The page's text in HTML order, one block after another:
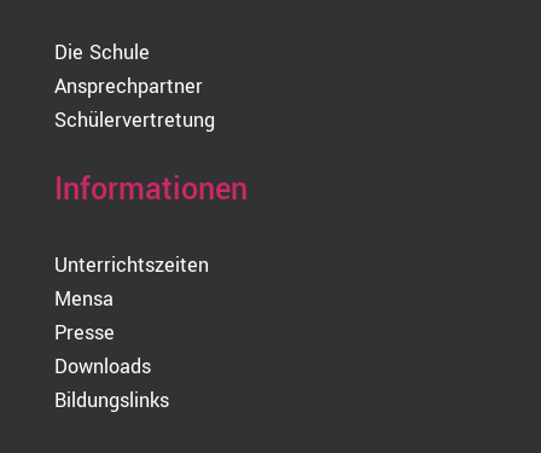
Die Schule
Ansprechpartner
Schülervertretung
Informationen
Unterrichtszeiten
Mensa
Presse
Downloads
Bildungslinks